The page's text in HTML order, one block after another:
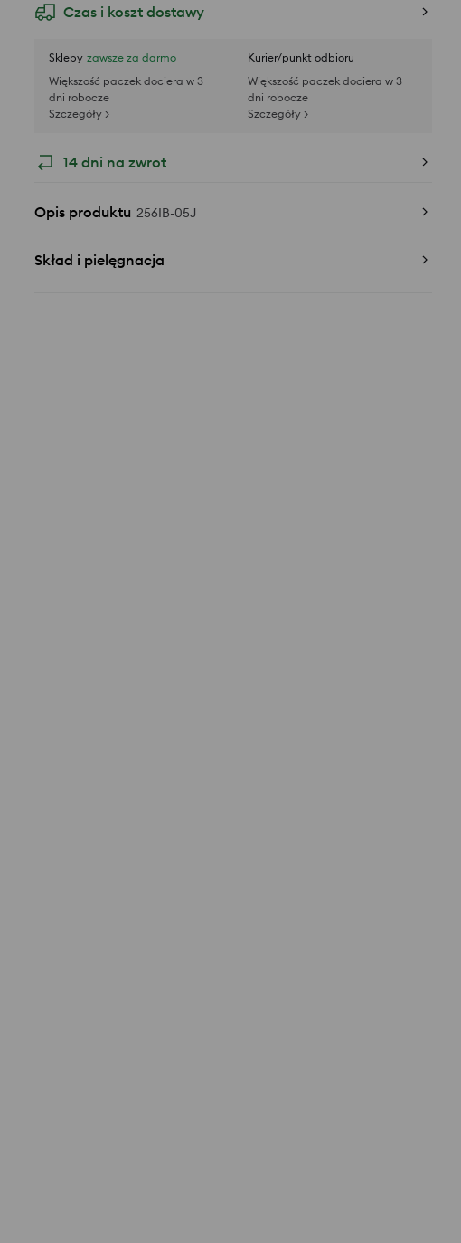
Czas i koszt dostawy
Sklepy zawsze za darmo
Większość paczek dociera w 3
dni robocze
Szczegóły >
Kurier/punkt odbioru
Większość paczek dociera w 3
dni robocze
Szczegóły >
14 dni na zwrot
Opis produktu 256IB-05J
Skład i pielęgnacja